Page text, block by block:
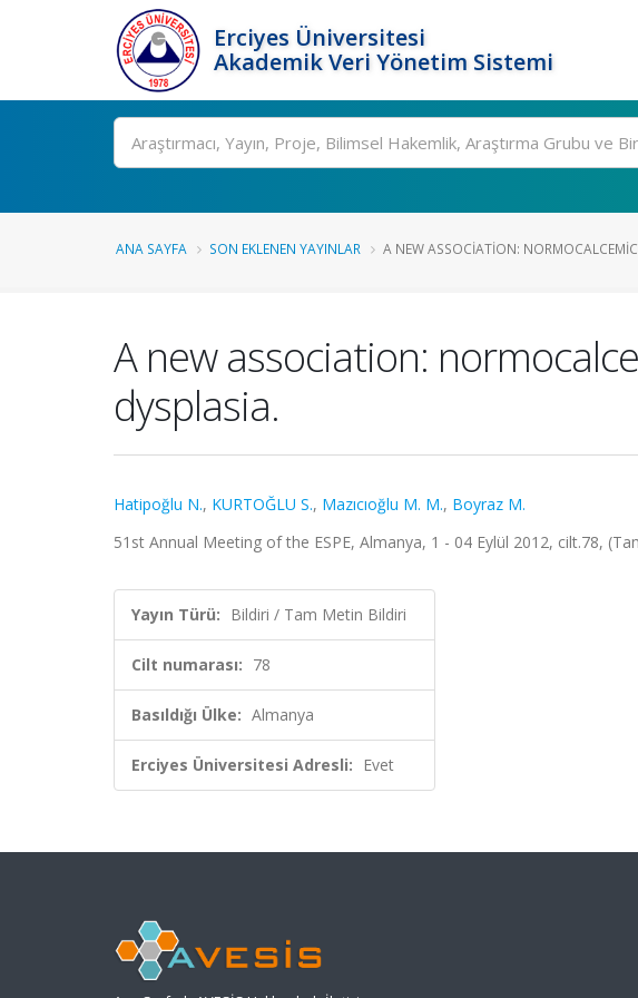
Erciyes Üniversitesi
Akademik Veri Yönetim Sistemi
Ara
ANA SAYFA SON EKLENEN YAYINLAR A NEW ASSOCIATION: NORMOCALCEMIC
A new association:
dysplasia.
Hatipoğlu N., KURTOĞLU S., Mazıcıoğlu M. M., Boyraz M.
51st Annual Meeting of the ESPE, Almanya, 1 - 04 Eylül 2012, cilt.78,
Yayın Türü: Bildiri / Tam Metin Bildiri
Cilt numarası: 78
Basıldığı Ülke: Almanya
Erciyes Üniversitesi Adresli: Evet